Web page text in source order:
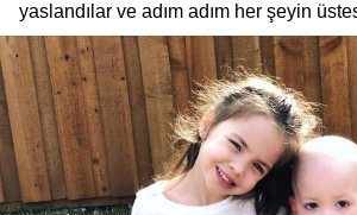
yaslandılar ve adım adım her şeyin